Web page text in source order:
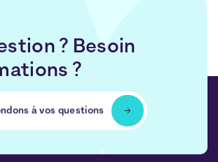
? Besoin
?
à vos questions